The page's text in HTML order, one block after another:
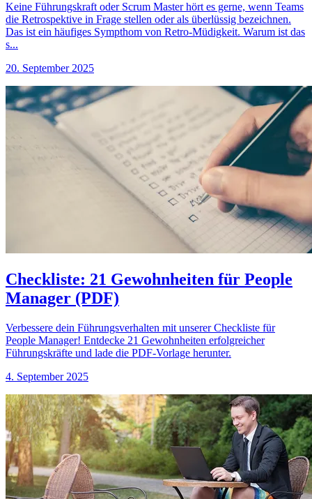
Keine Führungskraft oder Scrum Master hört es gerne, wenn Teams
die Retrospektive in Frage stellen oder als überlüssig bezeichnen.
Das ist ein häufiges Sympthom von Retro-Müdigkeit. Warum ist das
s...
20. September 2025
Checkliste: 21 Gewohnheiten für People
Manager (PDF)
Verbessere dein Führungsverhalten mit unserer Checkliste für
People Manager! Entdecke 21 Gewohnheiten erfolgreicher
Führungskräfte und lade die PDF-Vorlage herunter.
4. September 2025